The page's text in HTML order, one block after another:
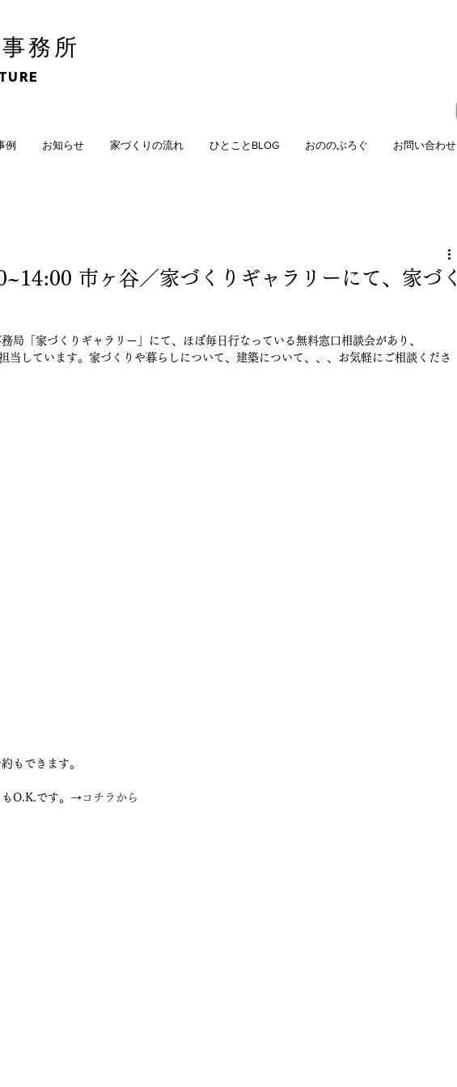
務所
例 お知らせ 家づくりの流れ ひとことBLOG おののぶろぐ お問い合わせ
市ヶ谷／家づくりギャラリーにて、家づく
局「家づくりギャラリー」にて、ほぼ毎日行なっている無料窓口相談会があり、
当しています。家づくりや暮らしについて、建築について、、、お気軽にご相談くださ
もできます。
もO.K.です。→コチラから